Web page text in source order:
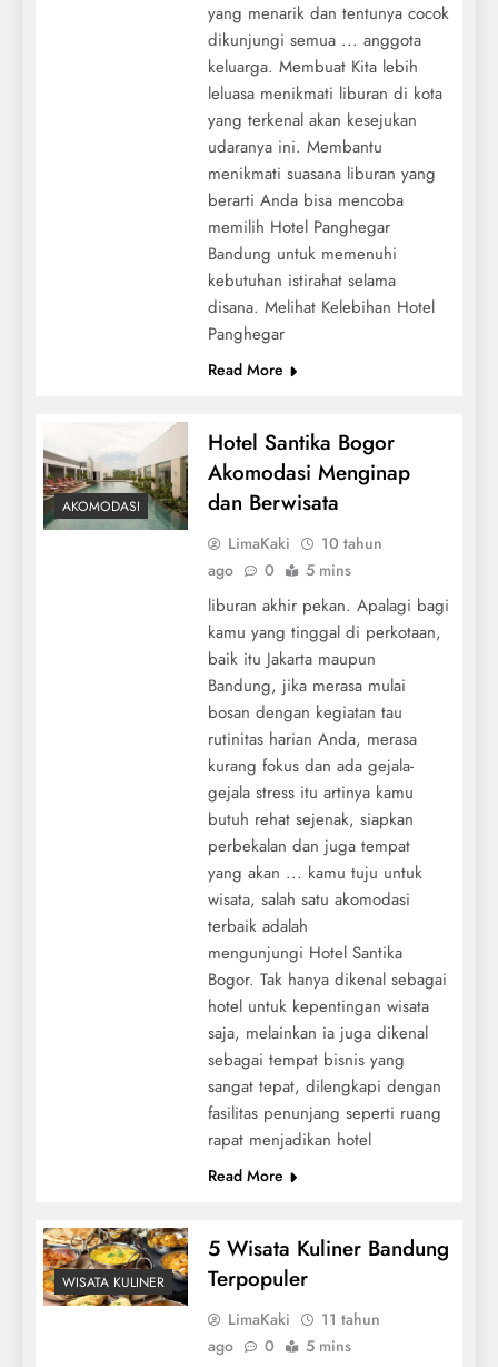
yang menarik dan tentunya cocok
dikunjungi semua ... anggota
keluarga. Membuat Kita lebih
leluasa menikmati liburan di kota
yang terkenal akan kesejukan
udaranya ini. Membantu
menikmati suasana liburan yang
berarti Anda bisa mencoba
memilih Hotel Panghegar
Bandung untuk memenuhi
kebutuhan istirahat selama
disana. Melihat Kelebihan Hotel
Panghegar
Read More
AKOMODASI
Hotel Santika Bogor
Akomodasi Menginap
dan Berwisata
LimaKaki
10 tahun
ago
0 5 mins
liburan akhir pekan. Apalagi bagi
kamu yang tinggal di perkotaan,
baik itu Jakarta maupun
Bandung, jika merasa mulai
bosan dengan kegiatan tau
rutinitas harian Anda, merasa
kurang fokus dan ada gejala-
gejala stress itu artinya kamu
butuh rehat sejenak, siapkan
perbekalan dan juga tempat
yang akan ... kamu tuju untuk
wisata, salah satu akomodasi
terbaik adalah
mengunjungi Hotel Santika
Bogor. Tak hanya dikenal sebagai
hotel untuk kepentingan wisata
saja, melainkan ia juga dikenal
sebagai tempat bisnis yang
sangat tepat, dilengkapi dengan
fasilitas penunjang seperti ruang
rapat menjadikan hotel
Read More
WISATA KULINER
5 Wisata Kuliner Bandung
Terpopuler
LimaKaki
11 tahun
ago
0 5 mins